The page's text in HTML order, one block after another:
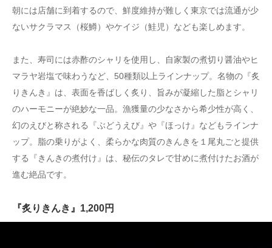
朝には店舗に到着するので、鮮度維持が難しく東京では流通が少
ないサクラマス（桜鱒）やケイジ（鮭児）なども楽しめます。
また、寿司には赤酢のシャリを使用し、自家製の煮切り醤油やヒ
マラヤ岩塩で味わうなど、50種類以上ラインナップ。名物の『炙
りきんき』は、表面を香ばしく炙り、旨みが凝縮した脂とシャリ
のハーモニーが絶妙な一品。漁獲量の少なさから希少性が高く、
幻のえびと称される『ぶどうえび』や『ほっけ』などもラインナ
ップ。脂の乗りがよく、柔らかな肉質のきんきを１尾丸ごと提供
する『きんきの煮付け』は、秘伝のタレで甘めに煮付けたお酒が
進む絶品です。
『炙りきんき』1,200円